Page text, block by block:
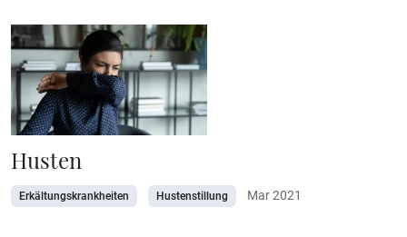
Husten
Erkältungskrankheiten Hustenstillung Mar 2021